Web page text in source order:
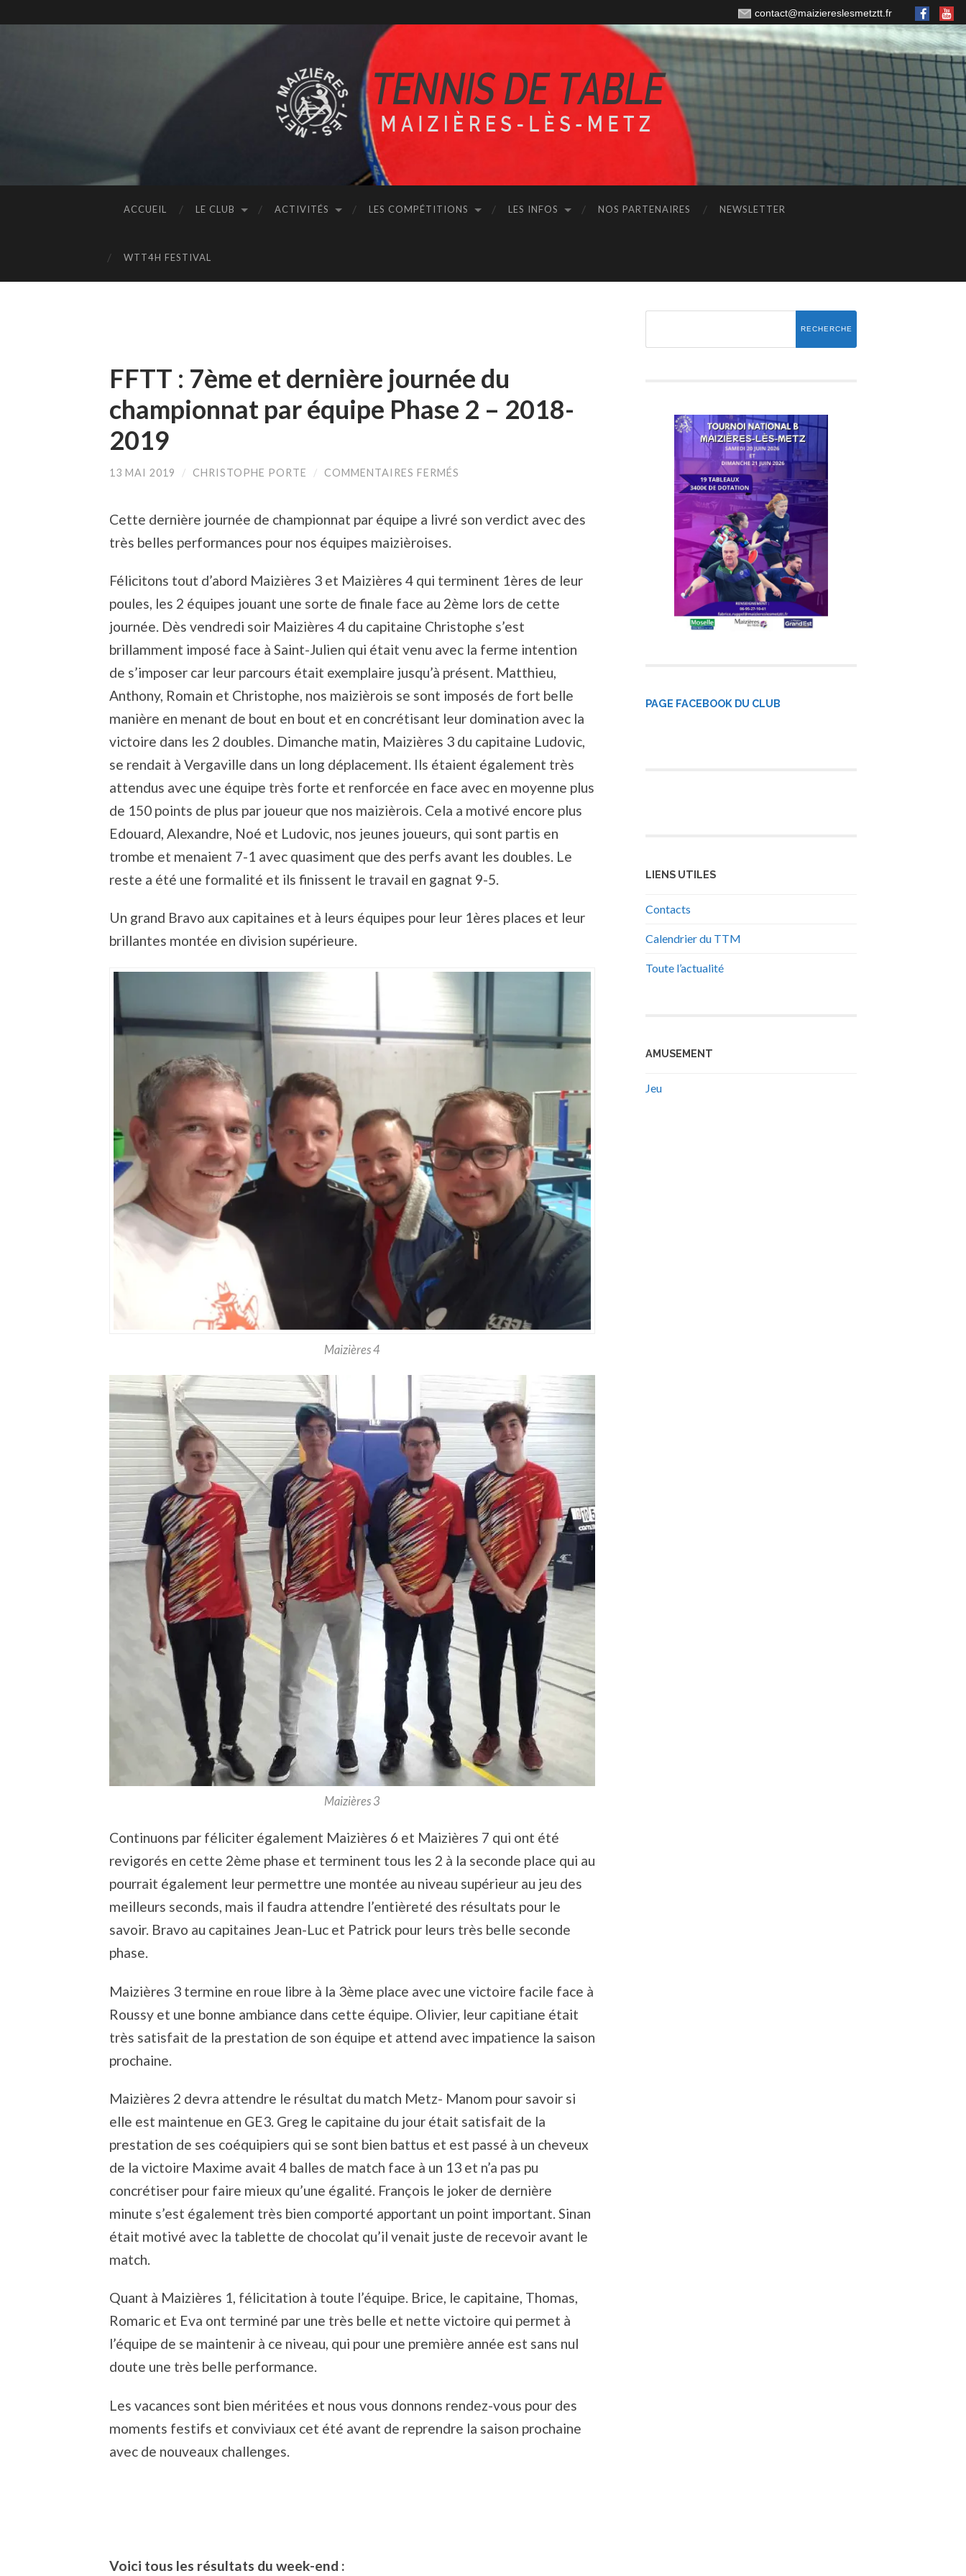
contact@maiziereslesmetztt.fr
ACCUEIL LE CLUB ACTIVITÉS LES COMPÉTITIONS LES INFOS NOS PARTENAIRES NEWSLETTER
WTT4H FESTIVAL
FFTT : 7ème et dernière journée du
championnat par équipe Phase 2 – 2018-
2019
13 MAI 2019 / CHRISTOPHE PORTE / COMMENTAIRES FERMÉS
ET
PAR
PHASE
–
2018-
2019
Cette dernière journée de championnat par équipe a livré son verdict avec des
très belles performances pour nos équipes maizièroises.
Félicitons tout d’abord Maizières 3 et Maizières 4 qui terminent 1ères de leur
poules, les 2 équipes jouant une sorte de finale face au 2ème lors de cette
journée. Dès vendredi soir Maizières 4 du capitaine Christophe s’est
brillamment imposé face à Saint-Julien qui était venu avec la ferme intention
de s’imposer car leur parcours était exemplaire jusqu’à présent. Matthieu,
Anthony, Romain et Christophe, nos maizièrois se sont imposés de fort belle
manière en menant de bout en bout et en concrétisant leur domination avec la
victoire dans les 2 doubles. Dimanche matin, Maizières 3 du capitaine Ludovic,
se rendait à Vergaville dans un long déplacement. Ils étaient également très
attendus avec une équipe très forte et renforcée en face avec en moyenne plus
de 150 points de plus par joueur que nos maizièrois. Cela a motivé encore plus
Edouard, Alexandre, Noé et Ludovic, nos jeunes joueurs, qui sont partis en
trombe et menaient 7-1 avec quasiment que des perfs avant les doubles. Le
reste a été une formalité et ils finissent le travail en gagnat 9-5.
Un grand Bravo aux capitaines et à leurs équipes pour leur 1ères places et leur
brillantes montée en division supérieure.
Maizières 4
Maizières 3
Continuons par féliciter également Maizières 6 et Maizières 7 qui ont été
revigorés en cette 2ème phase et terminent tous les 2 à la seconde place qui au
pourrait également leur permettre une montée au niveau supérieur au jeu des
meilleurs seconds, mais il faudra attendre l’entièreté des résultats pour le
savoir. Bravo au capitaines Jean-Luc et Patrick pour leurs très belle seconde
phase.
Maizières 3 termine en roue libre à la 3ème place avec une victoire facile face à
Roussy et une bonne ambiance dans cette équipe. Olivier, leur capitiane était
très satisfait de la prestation de son équipe et attend avec impatience la saison
prochaine.
Maizières 2 devra attendre le résultat du match Metz- Manom pour savoir si
elle est maintenue en GE3. Greg le capitaine du jour était satisfait de la
prestation de ses coéquipiers qui se sont bien battus et est passé à un cheveux
de la victoire Maxime avait 4 balles de match face à un 13 et n’a pas pu
concrétiser pour faire mieux qu’une égalité. François le joker de dernière
minute s’est également très bien comporté apportant un point important. Sinan
était motivé avec la tablette de chocolat qu’il venait juste de recevoir avant le
match.
Quant à Maizières 1, félicitation à toute l’équipe. Brice, le capitaine, Thomas,
Romaric et Eva ont terminé par une très belle et nette victoire qui permet à
l’équipe de se maintenir à ce niveau, qui pour une première année est sans nul
doute une très belle performance.
Les vacances sont bien méritées et nous vous donnons rendez-vous pour des
moments festifs et conviviaux cet été avant de reprendre la saison prochaine
avec de nouveaux challenges.
Voici tous les résultats du week-end :
PAGE FACEBOOK DU CLUB
LIENS UTILES
Contacts
Calendrier du TTM
Toute l’actualité
AMUSEMENT
Jeu